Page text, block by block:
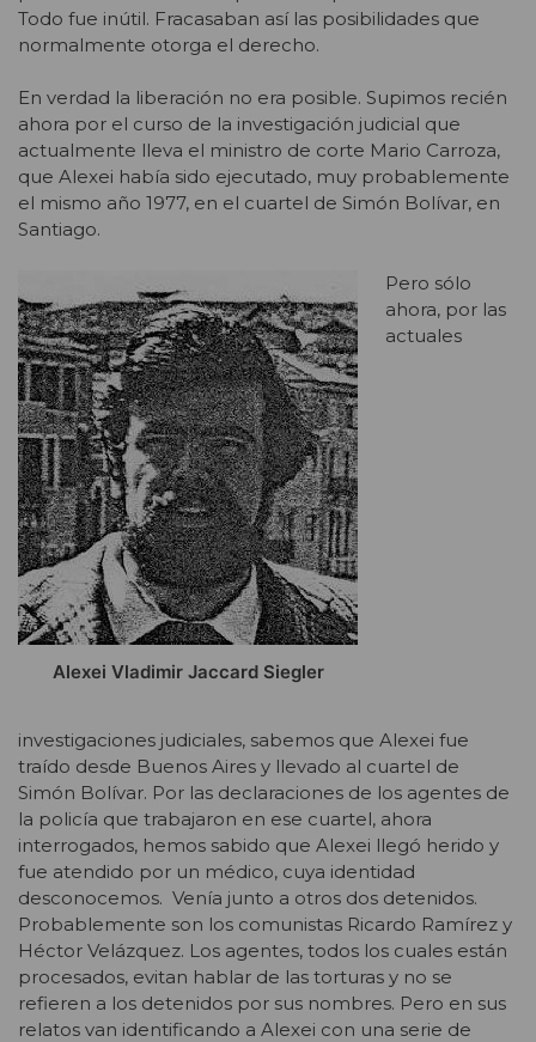
Todo fue inútil. Fracasaban así las posibilidades que
normalmente otorga el derecho.
En verdad la liberación no era posible. Supimos recién
ahora por el curso de la investigación judicial que
actualmente lleva el ministro de corte Mario Carroza,
que Alexei había sido ejecutado, muy probablemente
el mismo año 1977, en el cuartel de Simón Bolívar, en
Santiago.
Alexei Vladimir Jaccard Siegler
Pero sólo
ahora, por las
actuales
investigaciones judiciales, sabemos que Alexei fue
traído desde Buenos Aires y llevado al cuartel de
Simón Bolívar. Por las declaraciones de los agentes de
la policía que trabajaron en ese cuartel, ahora
interrogados, hemos sabido que Alexei llegó herido y
fue atendido por un médico, cuya identidad
desconocemos. Venía junto a otros dos detenidos.
Probablemente son los comunistas Ricardo Ramírez y
Héctor Velázquez. Los agentes, todos los cuales están
procesados, evitan hablar de las torturas y no se
refieren a los detenidos por sus nombres. Pero en sus
relatos van identificando a Alexei con una serie de